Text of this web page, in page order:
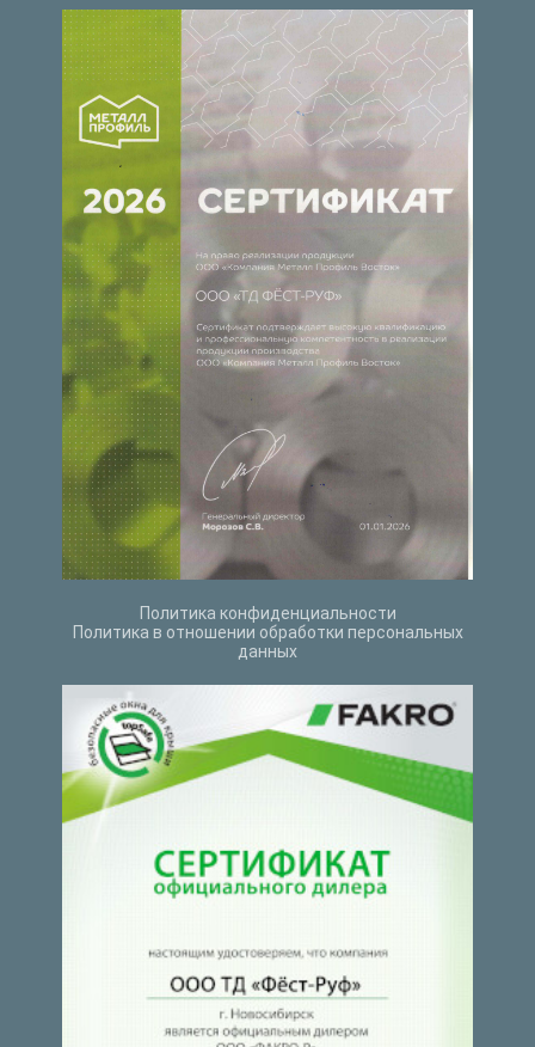
Политика конфиденциальности
Политика в отношении обработки персональных
данных